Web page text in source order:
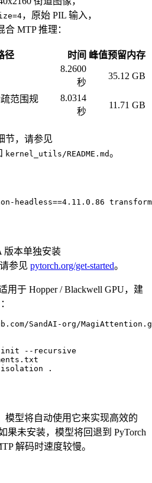
，原始 PIL 输入，
合 MTP 推理：
径 时间 峰值预留内存
8.2600
秒
35.12 GB
疏范围规
8.0314
秒
11.71 GB
节，请参见
kernel_utils/README.md。
headless==4.11.0.86
版本单独安装
参见 pytorch.org/get-started。
适用于 Hopper / Blackwell GPU，建
SandAI-org/
init --recursive
.
模型将自动使用它来实现高效的
果未安装，模型将回退到 PyTorch
解码时速度较慢。